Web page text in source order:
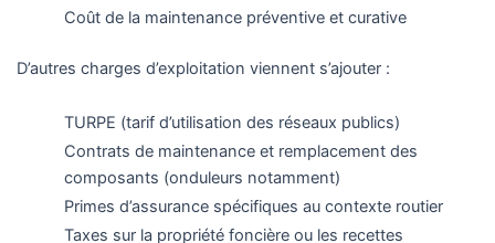
Coût de la maintenance préventive et curative
D’autres charges d’exploitation viennent s’ajouter :
TURPE (tarif d’utilisation des réseaux publics)
Contrats de maintenance et remplacement des
composants (onduleurs notamment)
Primes d’assurance spécifiques au contexte routier
Taxes sur la propriété foncière ou les recettes